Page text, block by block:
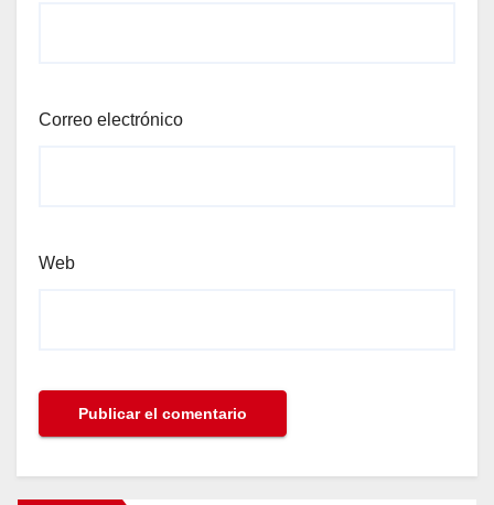
Correo electrónico
Web